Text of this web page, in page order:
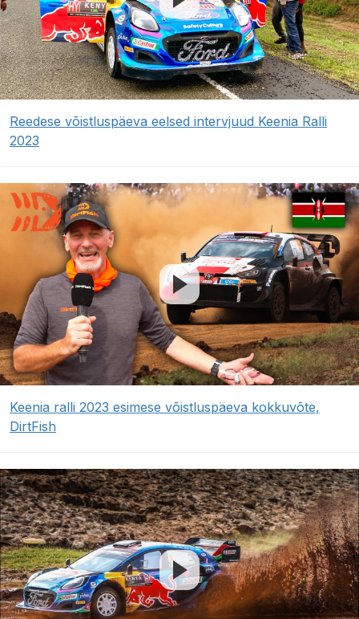
Reedese võistluspäeva eelsed intervjuud Keenia Ralli
2023
Keenia ralli 2023 esimese võistluspäeva kokkuvõte,
DirtFish